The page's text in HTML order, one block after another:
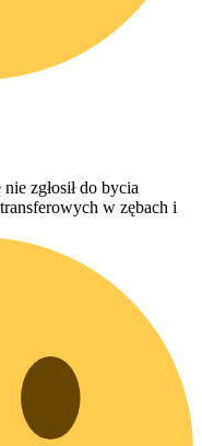
zgłosił do bycia
w zębach i